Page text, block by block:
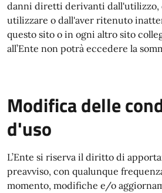
danni diretti derivanti dall'utilizzo,
utilizzare o dall'aver ritenuto
questo sito o in ogni altro sito
all’Ente non potrà eccedere la
Modifica delle
d'uso
L’Ente si riserva il diritto di
preavviso, con qualunque
momento, modifiche e/o